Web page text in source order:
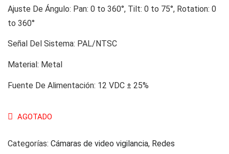
Ajuste De Ángulo: Pan: 0 to 360°, Tilt: 0 to 75°, Rotation: 0
to 360°
Señal Del Sistema: PAL/NTSC
Material: Metal
Fuente De Alimentación: 12 VDC ± 25%
AGOTADO
Categorías: Cámaras de video vigilancia, Redes